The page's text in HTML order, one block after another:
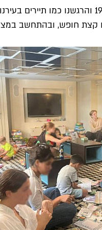
קצת חופש, ובהתחשב